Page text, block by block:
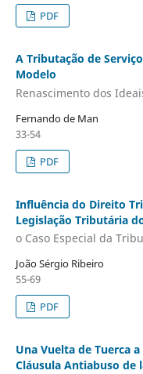
PDF
A Tributação de
Modelo
Renascimento dos
Fernando de Man
33-54
PDF
Influência do Direito
Legislação Tributária
o Caso Especial da
João Sérgio Ribeiro
55-69
PDF
Una Vuelta de Tuerca
Cláusula Antiabuso de